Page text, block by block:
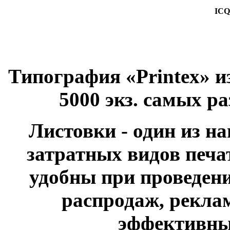
ICQ 498
Типография «Printex»
5000 экз. самых
Листовки - один из
затратных видов
удобны при
распродаж,